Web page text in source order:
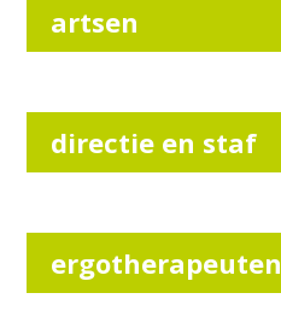
artsen
directie en staf
ergotherapeuten